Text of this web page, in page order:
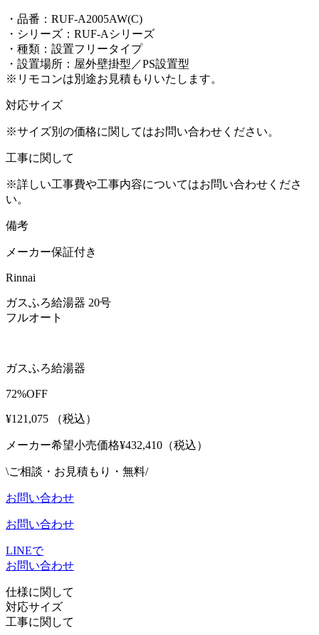
・品番：RUF-A2005AW(C)
・シリーズ：RUF-Aシリーズ
・種類： 設置フリータイプ
・設置場所：屋外壁掛型／PS設置型
※リモコンは別途お見積もりいたします。
対応サイズ
※サイズ別の価格に関してはお問い合わせください。
工事に関して
※詳しい工事費や工事内容についてはお問い合わせくださ
い。
備考
メーカー保証付き
Rinnai
ガスふろ給湯器 20号
フルオート
ガスふろ給湯器
72%OFF
¥121,075 （税込）
メーカー希望小売価格¥432,410（税込）
\ご相談・お見積もり・無料/
お問い合わせ
お問い合わせ
LINEで
お問い合わせ
仕様に関して
対応サイズ
工事に関して